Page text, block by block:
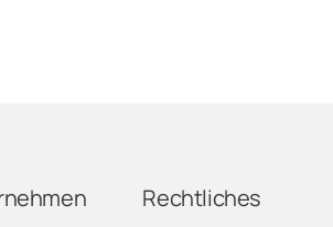
Rechtliches